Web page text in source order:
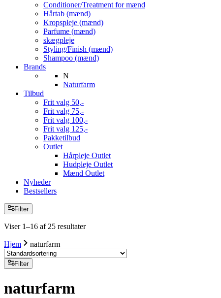
Conditioner/Treatment for mænd
Hårtab (mænd)
Kropspleje (mænd)
Parfume (mænd)
skægpleje
Styling/Finish (mænd)
Shampoo (mænd)
Brands
N
Naturfarm
Tilbud
Frit valg 50,-
Frit valg 75,-
Frit valg 100,-
Frit valg 125,-
Pakketilbud
Outlet
Hårpleje Outlet
Hudpleje Outlet
Mænd Outlet
Nyheder
Bestsellers
Filter
Viser 1–16 af 25 resultater
Hjem naturfarm
Filter
naturfarm